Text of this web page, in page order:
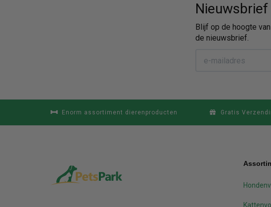
Nieuwsbrief
Blijf op de hoogte
de nieuwsbrief.
Enorm assortiment dierenproducten Gratis